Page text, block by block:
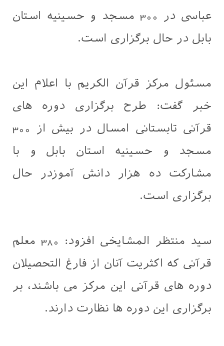
عباسی در 300 مسجد و حسینیه استان
بابل در حال برگزاری است.
مسئول مرکز قرآن الکریم با اعلام این
خبر گفت: طرح برگزاری دوره های
قرآنی تابستانی امسال در بیش از 300
مسجد و حسینیه استان بابل و با
مشارکت ده هزار دانش آموزدر حال
برگزاری است.
سید منتظر المشایخی افزود: 380 معلم
قرآنی که اکثریت آنان از فارغ التحصیلان
دوره های قرآنی این مرکز می باشند، بر
برگزاری این دوره ها نظارت دارند.